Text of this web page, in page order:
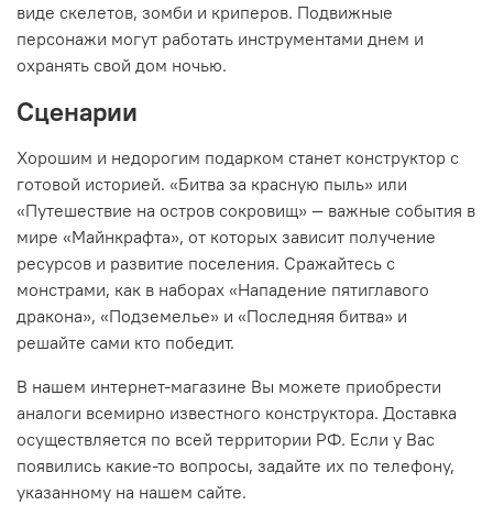
виде скелетов, зомби и криперов. Подвижные
персонажи могут работать инструментами днем и
охранять свой дом ночью.
Сценарии
Хорошим и недорогим подарком станет конструктор с
готовой историей. «Битва за красную пыль» или
«Путешествие на остров сокровищ» — важные события в
мире «Майнкрафта», от которых зависит получение
ресурсов и развитие поселения. Сражайтесь с
монстрами, как в наборах «Нападение пятиглавого
дракона», «Подземелье» и «Последняя битва» и
решайте сами кто победит.
В нашем интернет-магазине Вы можете приобрести
аналоги всемирно известного конструктора. Доставка
осуществляется по всей территории РФ. Если у Вас
появились какие-то вопросы, задайте их по телефону,
указанному на нашем сайте.